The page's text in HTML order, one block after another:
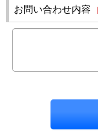
お問い合わせ内容